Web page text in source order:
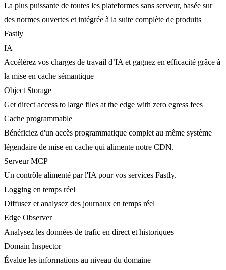
La plus puissante de toutes les plateformes sans serveur, basée sur
des normes ouvertes et intégrée à la suite complète de produits
Fastly
IA
Accélérez vos charges de travail d’IA et gagnez en efficacité grâce à
la mise en cache sémantique
Object Storage
Get direct access to large files at the edge with zero egress fees
Cache programmable
Bénéficiez d'un accès programmatique complet au même système
légendaire de mise en cache qui alimente notre CDN.
Serveur MCP
Un contrôle alimenté par l'IA pour vos services Fastly.
Logging en temps réel
Diffusez et analysez des journaux en temps réel
Edge Observer
Analysez les données de trafic en direct et historiques
Domain Inspector
Évalue les informations au niveau du domaine